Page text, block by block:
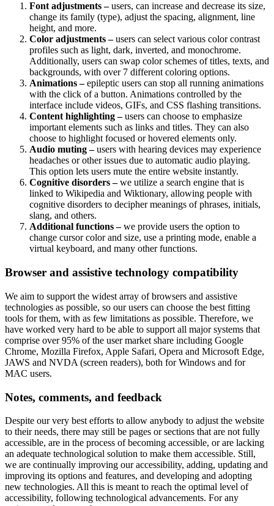
Font adjustments –users, can increase and decrease its size,
change its family (type), adjust the spacing, alignment, line
height, and more.
Color adjustments –users can select various color contrast
profiles such as light, dark, inverted, and monochrome.
Additionally, users can swap color schemes of titles, texts, and
backgrounds, with over 7 different coloring options.
Animations –epileptic users can stop all running animations
with the click of a button. Animations controlled by the
interface include videos, GIFs, and CSS flashing transitions.
Content highlighting –users can choose to emphasize
important elements such as links and titles. They can also
choose to highlight focused or hovered elements only.
Audio muting –users with hearing devices may experience
headaches or other issues due to automatic audio playing.
This option lets users mute the entire website instantly.
Cognitive disorders –we utilize a search engine that is
linked to Wikipedia and Wiktionary, allowing people with
cognitive disorders to decipher meanings of phrases, initials,
slang, and others.
Additional functions –we provide users the option to
change cursor color and size, use a printing mode, enable a
virtual keyboard, and many other functions.
Browser and assistive technology compatibility
We aim to support the widest array of browsers and assistive
technologies as possible, so our users can choose the best fitting
tools for them, with as few limitations as possible. Therefore, we
have worked very hard to be able to support all major systems that
comprise over 95% of the user market share including Google
Chrome, Mozilla Firefox, Apple Safari, Opera and Microsoft Edge,
JAWS and NVDA (screen readers), both for Windows and for
MAC users.
Notes, comments, and feedback
Despite our very best efforts to allow anybody to adjust the website
to their needs, there may still be pages or sections that are not fully
accessible, are in the process of becoming accessible, or are lacking
an adequate technological solution to make them accessible. Still,
we are continually improving our accessibility, adding, updating and
improving its options and features, and developing and adopting
new technologies. All this is meant to reach the optimal level of
accessibility, following technological advancements. For any